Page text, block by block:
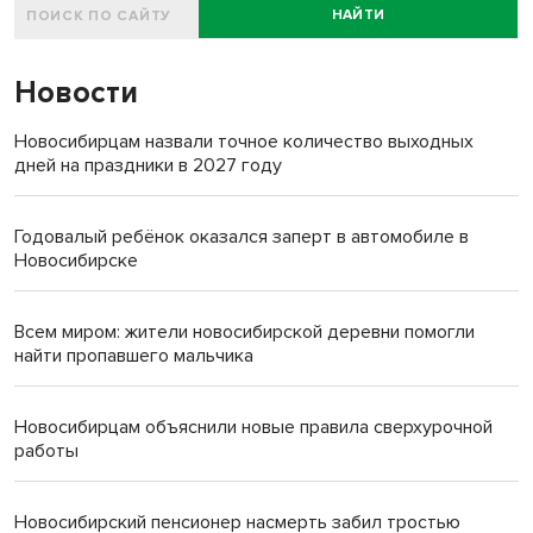
НАЙТИ
Новости
Новосибирцам назвали точное количество выходных
дней на праздники в 2027 году
Годовалый ребёнок оказался заперт в автомобиле в
Новосибирске
Всем миром: жители новосибирской деревни помогли
найти пропавшего мальчика
Новосибирцам объяснили новые правила сверхурочной
работы
Новосибирский пенсионер насмерть забил тростью